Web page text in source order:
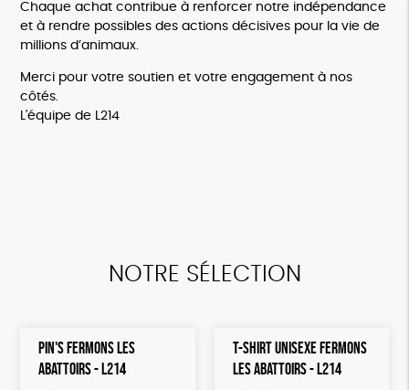
Chaque achat contribue à renforcer notre indépendance
et à rendre possibles des actions décisives pour la vie de
millions d’animaux.
Merci pour votre soutien et votre engagement à nos
côtés.
L'équipe de L214
NOTRE SÉLECTION
PIN'S FERMONS LES
ABATTOIRS - L214
T-SHIRT UNISEXE FERMONS
LES ABATTOIRS - L214